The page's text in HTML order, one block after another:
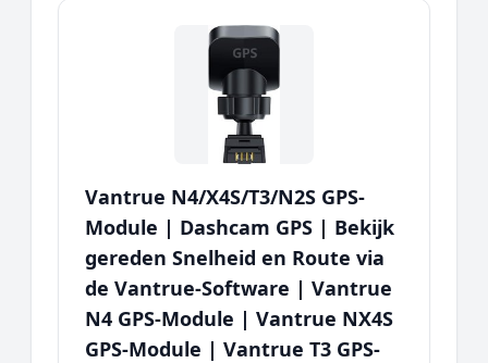
Vantrue N4/X4S/T3/N2S GPS-
Module | Dashcam GPS | Bekijk
gereden Snelheid en Route via
de Vantrue-Software | Vantrue
N4 GPS-Module | Vantrue NX4S
GPS-Module | Vantrue T3 GPS-